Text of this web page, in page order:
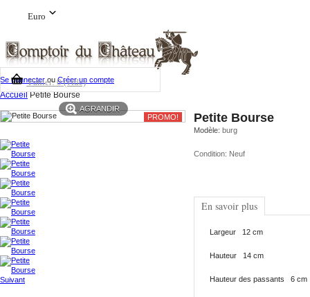
Euro
Se connecterouCréer un compte
Panier: 0 (vide)
Accueil Petite Bourse
PROMO!
AGRANDIR
Suivant
Petite Bourse
Modèle: burg
Condition: Neuf
En savoir plus
Largeur 12 cm
Hauteur 14 cm
Hauteur des passants 6 cm